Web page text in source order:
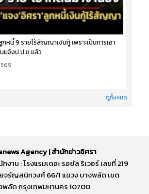
หนี้ 9 รายไร้สัญญาเงินกู้ เพราะเป็นการเอา
แจ้งป.ป.ช.แล้ว
ดูทั้งหมด
Agency | สำนักข่าวอิศรา
กงาน : โรงแรมเดอะ รอยัล ริเวอร์ เลขที่ 219
จรัญสนิทวงศ์ 66/1 แขวง บางพลัด เขต
พลัด กรุงเทพมหานคร 10700